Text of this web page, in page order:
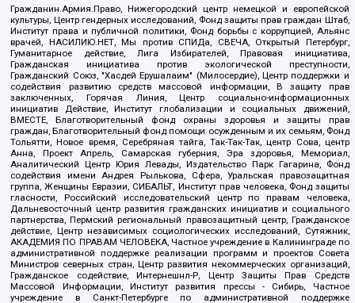
Гражданин.Армия.Право, Нижегородский центр немецкой и европейской
культуры, Центр гендерных исследований, Фонд защиты прав граждан Штаб,
Институт права и публичной политики, Фонд борьбы с коррупцией, Альянс
врачей, НАСИЛИЮ.НЕТ, Мы против СПИДа, СВЕЧА, Открытый Петербург,
Гуманитарное действие, Лига Избирателей, Правовая инициатива,
Гражданская инициатива против экологической преступности,
Гражданский Союз, "Хасдей Ерушалаим" (Милосердие), Центр поддержки и
содействия развитию средств массовой информации, В защиту прав
заключенных, Горячая Линия, Центр социально-информационных
инициатив Действие, Институт глобализации и социальных движений,
ВМЕСТЕ, Благотворительный фонд охраны здоровья и защиты прав
граждан, Благотворительный фонд помощи осужденным и их семьям, Фонд
Тольятти, Новое время, Серебряная тайга, Так-Так-Так, центр Сова, центр
Анна, Проект Апрель, Самарская губерния, Эра здоровья, Мемориал,
Аналитический Центр Юрия Левады, Издательство Парк Гагарина, Фонд
содействия имени Андрея Рылькова, Сфера, Уральская правозащитная
группа, Женщины Евразии, СИБАЛЬТ, Институт прав человека, Фонд защиты
гласности, Российский исследовательский центр по правам человека,
Дальневосточный центр развития гражданских инициатив и социального
партнерства, Пермский региональный правозащитный центр, Гражданское
действие, Центр независимых социологических исследований, Сутяжник,
АКАДЕМИЯ ПО ПРАВАМ ЧЕЛОВЕКА, Частное учреждение в Калининграде по
административной поддержке реализации программ и проектов Совета
Министров северных стран, Центр развития некоммерческих организаций,
Гражданское содействие, Интернешнл-Р, Центр Защиты Прав Средств
Массовой Информации, Институт развития прессы - Сибирь, Частное
учреждение в Санкт-Петербурге по административной поддержке